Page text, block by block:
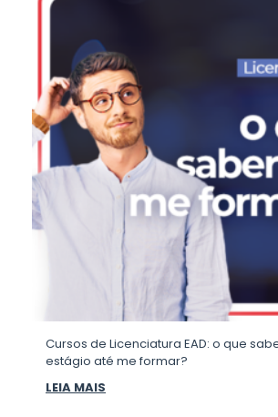
Cursos de Licenciatura EAD: o que
estágio até me formar?
LEIA MAIS